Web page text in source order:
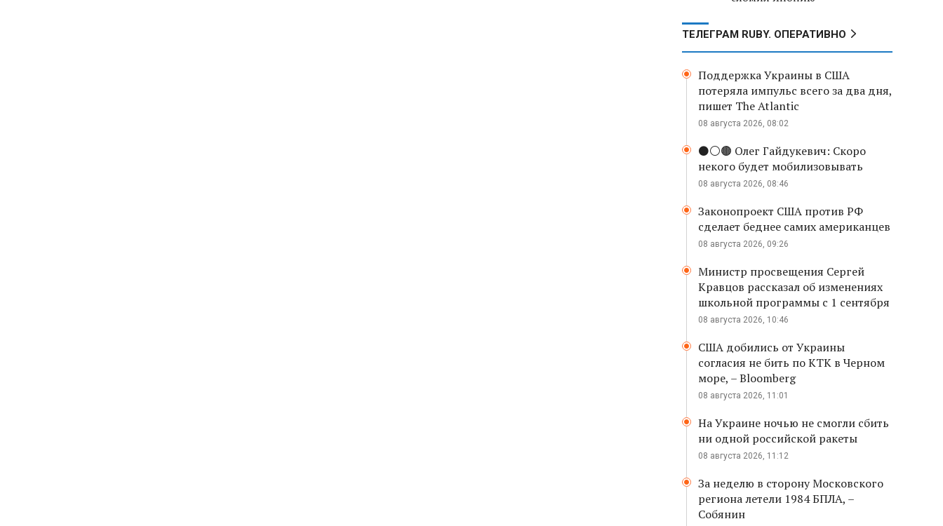
ТЕЛЕГРАМ RUBY. ОПЕРАТИВНО
Поддержка Украины в США
потеряла импульс всего за два дня,
пишет The Atlantic
08 августа 2026, 08:02
⚫️⚪️🟤 Олег Гайдукевич: Скоро
некого будет мобилизовывать
08 августа 2026, 08:46
Законопроект США против РФ
сделает беднее самих американцев
08 августа 2026, 09:26
Министр просвещения Сергей
Кравцов рассказал об изменениях
школьной программы с 1 сентября
08 августа 2026, 10:46
США добились от Украины
согласия не бить по КТК в Черном
море, – Bloomberg
08 августа 2026, 11:01
На Украине ночью не смогли сбить
ни одной российской ракеты
08 августа 2026, 11:12
За неделю в сторону Московского
региона летели 1984 БПЛА, –
Собянин